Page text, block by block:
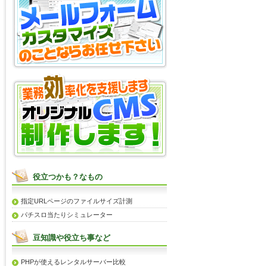
役立つかも？なもの
指定URLページのファイルサイズ計測
パチスロ当たりシミュレーター
豆知識や役立ち事など
PHPが使えるレンタルサーバー比較